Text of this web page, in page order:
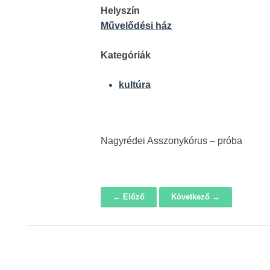
Helyszín
Művelődési ház
Kategóriák
kultúra
Nagyrédei Asszonykórus – próba
← Előző Következő →